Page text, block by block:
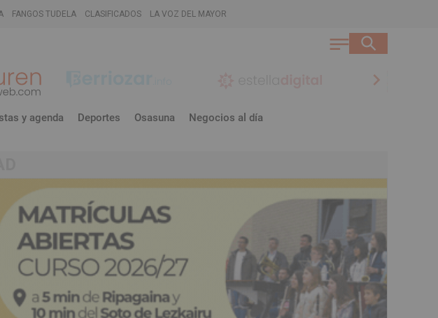
FANGOS TUDELA CLASIFICADOS LA VOZ DEL MAYOR
chevron_right
y agenda Deportes Osasuna Negocios al día